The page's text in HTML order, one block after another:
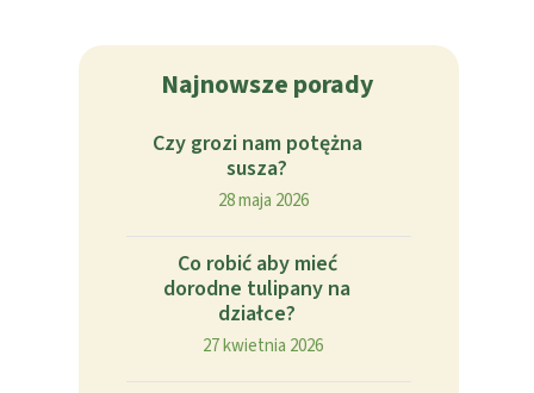
Najnowsze porady
Czy grozi nam potężna
susza?
28 maja 2026
Co robić aby mieć
dorodne tulipany na
działce?
27 kwietnia 2026